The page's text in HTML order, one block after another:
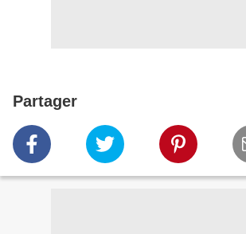
Partager